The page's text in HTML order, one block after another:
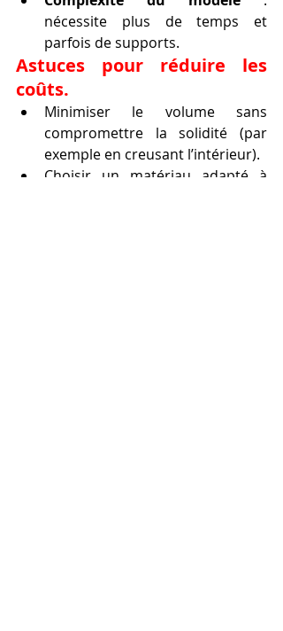
nécessite plus de temps et
parfois de supports.
Astuces pour réduire les
coûts.
Minimiser le volume sans
compromettre la solidité (par
exemple en creusant l’intérieur).
Choisir un matériau adapté à